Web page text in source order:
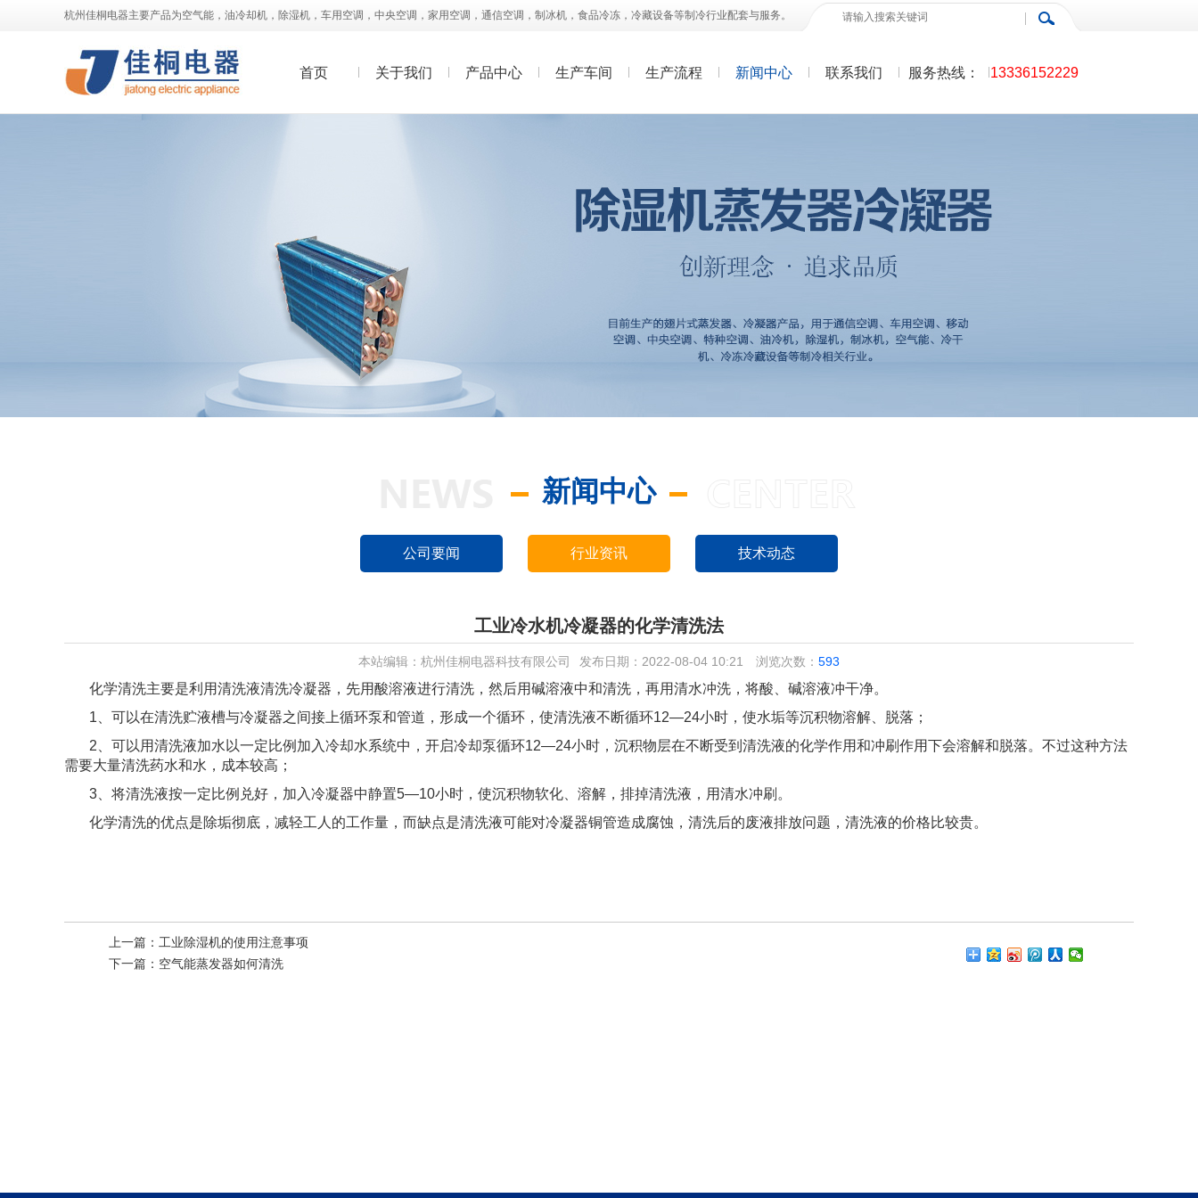
杭州佳桐电器主要产品为空气能，油冷却机，除湿机，车用空调，中央空调，家用空调，通信空调，制冰机，食品冷冻，冷藏设备等制冷行业配套与服务。
首页 关于我们 产品中心 生产车间 生产流程 新闻中心 联系我们 服务热线： 13336152229
新闻中心
公司要闻 行业资讯 技术动态
工业冷水机冷凝器的化学清洗法
本站编辑：杭州佳桐电器科技有限公司 发布日期：2022-08-04 10:21 浏览次数： 593
化学清洗主要是利用清洗液清洗冷凝器，先用酸溶液进行清洗，然后用碱溶液中和清洗，再用清水冲洗，将酸、碱溶液冲干净。
1、可以在清洗贮液槽与冷凝器之间接上循环泵和管道，形成一个循环，使清洗液不断循环12—24小时，使水垢等沉积物溶解、脱落；
2、可以用清洗液加水以一定比例加入冷却水系统中，开启冷却泵循环12—24小时，沉积物层在不断受到清洗液的化学作用和冲刷作用下会溶解和脱落。不过这种方法
需要大量清洗药水和水，成本较高；
3、将清洗液按一定比例兑好，加入冷凝器中静置5—10小时，使沉积物软化、溶解，排掉清洗液，用清水冲刷。
化学清洗的优点是除垢彻底，减轻工人的工作量，而缺点是清洗液可能对冷凝器铜管造成腐蚀，清洗后的废液排放问题，清洗液的价格比较贵。
上一篇： 工业除湿机的使用注意事项
下一篇： 空气能蒸发器如何清洗